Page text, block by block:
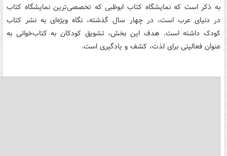
به ذکر است که نمایشگاه کتاب ابوظبی که تخصصی‌ترین نمایشگاه کتاب
در دنیای عرب است، در چهار سال گذشته، نگاه ویژه‌ای به نشر کتاب
کودک داشته است. هدف این بخش، تشویق کودکان به کتاب‌خوانی به
عنوان فعالیتی برای لذت، کشف و یادگیری است.